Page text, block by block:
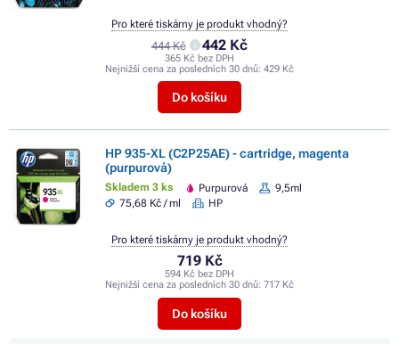
444 Kč 442 Kč
365 Kč bez DPH
Nejnižší cena za posledních 30 dnů: 429 Kč
Do košíku
Pro které tiskárny je produkt vhodný?
HP 935-XL (C2P25AE) - cartridge, magenta
(purpurová)
Skladem 3 ks Purpurová
9,5ml
75,68 Kč / ml
HP
719 Kč
594 Kč bez DPH
Nejnižší cena za posledních 30 dnů: 717 Kč
Do košíku
Pro které tiskárny je produkt vhodný?